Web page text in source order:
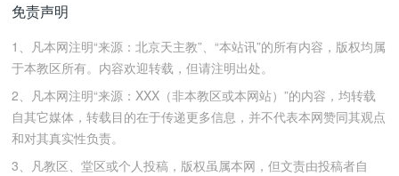
免责声明
1、凡本网注明“来源：北京天主教”、“本站讯”的所有内容，版权均属
于本教区所有。内容欢迎转载，但请注明出处。
2、凡本网注明“来源：XXX（非本教区或本网站）”的内容，均转载
自其它媒体，转载目的在于传递更多信息，并不代表本网赞同其观点
和对其真实性负责。
3、凡教区、堂区或个人投稿，版权虽属本网，但文责由投稿者自